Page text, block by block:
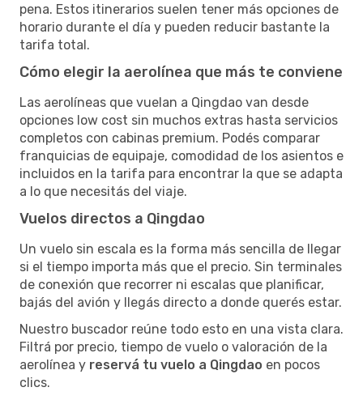
pena. Estos itinerarios suelen tener más opciones de
horario durante el día y pueden reducir bastante la
tarifa total.
Cómo elegir la aerolínea que más te conviene
Las aerolíneas que vuelan a Qingdao van desde
opciones low cost sin muchos extras hasta servicios
completos con cabinas premium. Podés comparar
franquicias de equipaje, comodidad de los asientos e
incluidos en la tarifa para encontrar la que se adapta
a lo que necesitás del viaje.
Vuelos directos a Qingdao
Un vuelo sin escala es la forma más sencilla de llegar
si el tiempo importa más que el precio. Sin terminales
de conexión que recorrer ni escalas que planificar,
bajás del avión y llegás directo a donde querés estar.
Nuestro buscador reúne todo esto en una vista clara.
Filtrá por precio, tiempo de vuelo o valoración de la
aerolínea y reservá tu vuelo a Qingdao en pocos
clics.